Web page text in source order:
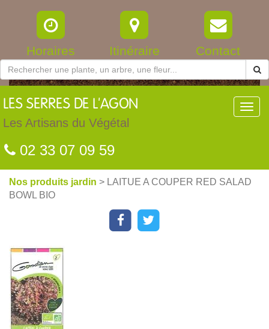
Horaires Itinéraire Contact
LES SERRES DE L'AGON
Les Artisans du Végétal
02 33 07 09 59
Nos produits jardin > LAITUE A COUPER RED SALAD
BOWL BIO